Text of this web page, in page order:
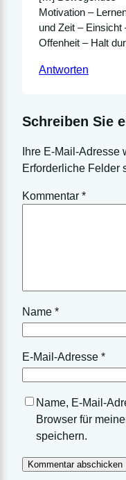
Motivation –
und Zeit –
Offenheit – Halt
Antworten
Schreiben Sie
Ihre E-Mail-Adresse
Erforderliche Felder
Kommentar *
Name *
E-Mail-Adresse *
Name, E-Mail-
Browser für
speichern.